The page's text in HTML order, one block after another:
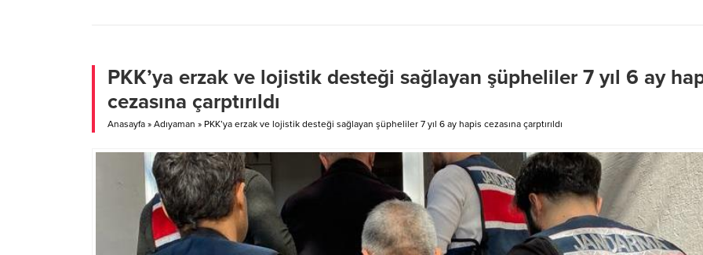
ŞUSKİ’den yapılan açıklamaya göre
“Vatandaşlarımızın ŞUSKİ Genel
Müdürlüğü Abone...
toplantıda Çanakkale Ticaret ve
PKK’ya erzak ve lojistik desteği sağlayan şüpheliler 7 yıl 6 ay
cezasına çarptırıldı
Anasayfa » Adıyaman » PKK’ya erzak ve lojistik desteği sağlayan şüpheliler 7 yıl 6 ay hapis cezasına çarptırıldı